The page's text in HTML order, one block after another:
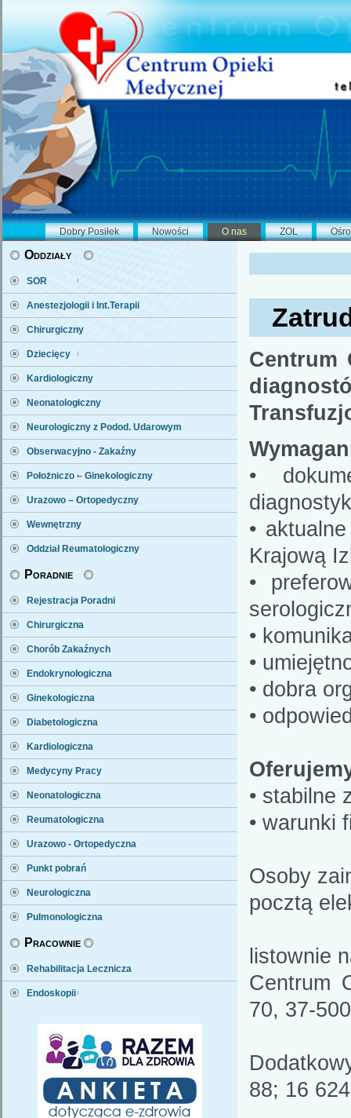
Dobry Posiłek Nowości O nas ZOL
Oddziały
SOR
Anestezjologii i Int.Terapii
Chirurgiczny
Dziecięcy
Kardiologiczny
Neonatologiczny
Neurologiczny z Podod. Udarowym
Obserwacyjno - Zakaźny
Położniczo – Ginekologiczny
Urazowo – Ortopedyczny
Wewnętrzny
Oddział Reumatologiczny
Poradnie
Rejestracja Poradni
Chirurgiczna
Chorób Zakaźnych
Endokrynologiczna
Ginekologiczna
Diabetologiczna
Kardiologiczna
Medycyny Pracy
Neonatologiczna
Reumatologiczna
Urazowo - Ortopedyczna
Punkt pobrań
Neurologiczna
Pulmonologiczna
Pracownie
Rehabilitacja Lecznicza
Endoskopii
Centrum
•
•
Krajową
•
•
•
• dobra
•
• stabilne
• warunki
Osoby
pocztą
listownie
Centrum
70, 37-
88; 16